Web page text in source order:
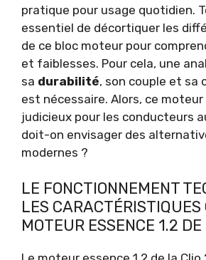
pratique pour usage quotidien.
essentiel de décortiquer les
de ce bloc moteur pour
et faiblesses. Pour cela, une
sa durabilité, son couple et sa
est nécessaire. Alors, ce
judicieux pour les conducteurs
doit-on envisager des
modernes ?
LE FONCTIONNEMENT
LES CARACTÉRISTIQUES
MOTEUR ESSENCE 1.2